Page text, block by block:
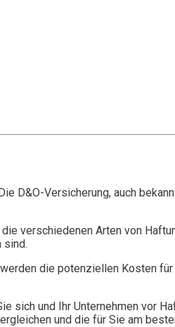
D&O-Versicherung, auch
verschiedenen Arten von
sind.
die potenziellen Kosten
sich und Ihr Unternehmen vor
und die für Sie am